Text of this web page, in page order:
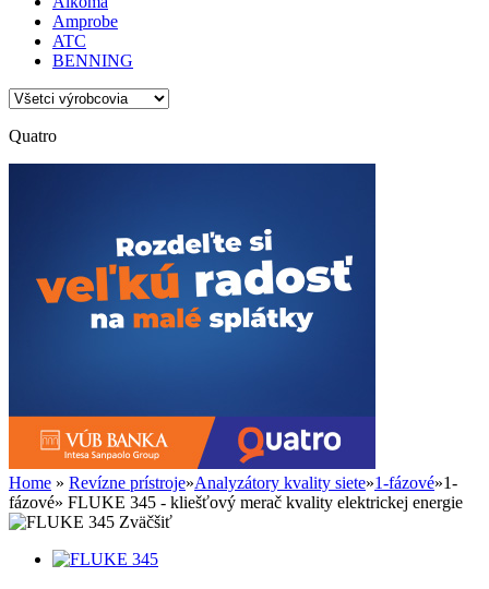
Amprobe
ATC
BENNING
Quatro
Home » Revízne prístroje»Analyzátory kvality siete»1-fázové»1-
fázové» FLUKE 345 - kliešťový merač kvality elektrickej energie
Zväčšiť